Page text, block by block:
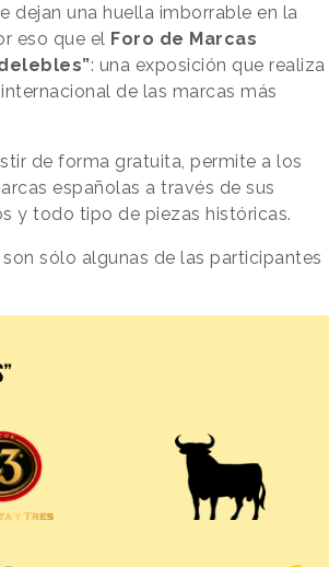
dejan una huella imborrable en la
eso que el Foro de Marcas
: una exposición que realiza
de las marcas más
de forma gratuita, permite a los
españolas a través de sus
y todo tipo de piezas históricas.
sólo algunas de las participantes